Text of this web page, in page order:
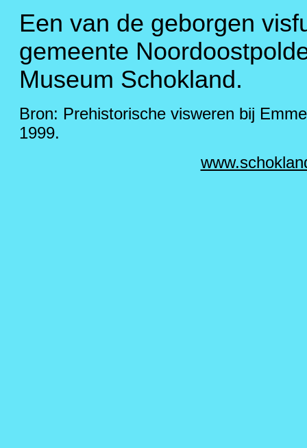
Een van de geborgen
gemeente
Museum Schokland.
Bron: Prehistorische visweren bij
1999.